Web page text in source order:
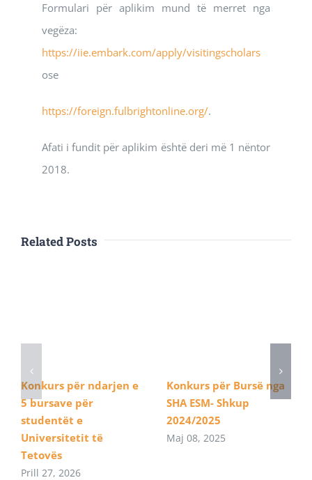
Formulari për aplikim mund të merret nga
vegëza:
https://iie.embark.com/apply/visitingscholars
ose
https://foreign.fulbrightonline.org/.
Afati i fundit për aplikim është deri më 1 nëntor
2018.
Related Posts
Konkurs për ndarjen e
5 bursave për
studentët e
Universitetit të
Tetovës
Prill 27, 2026
Konkurs për Bursë nga
SHA ESM- Shkup
2024/2025
Maj 08, 2025